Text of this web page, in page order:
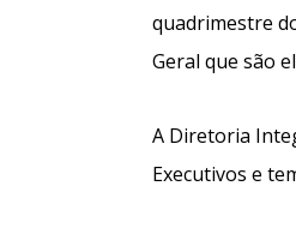
quadrimestre
Geral que são
A Diretoria
Executivos e